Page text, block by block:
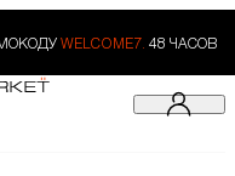
WELCOME7. 48 ЧАСОВ